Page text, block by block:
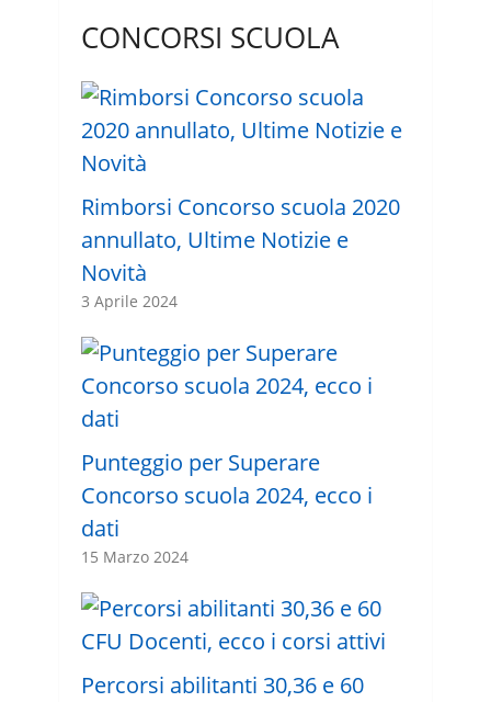
CONCORSI SCUOLA
Rimborsi Concorso scuola 2020
annullato, Ultime Notizie e
Novità
3 Aprile 2024
Punteggio per Superare
Concorso scuola 2024, ecco i
dati
15 Marzo 2024
Percorsi abilitanti 30,36 e 60